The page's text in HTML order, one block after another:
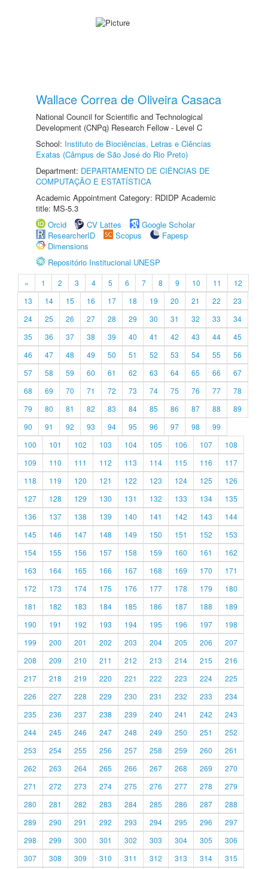
Wallace Correa de Oliveira Casaca
National Council for Scientific and Technological
Development (CNPq) Research Fellow - Level C
School: Instituto de Biociências, Letras e Ciências
Exatas (Câmpus de São José do Rio Preto)
Department: DEPARTAMENTO DE CIÊNCIAS DE
COMPUTAÇÃO E ESTATÍSTICA
Academic Appointment Category: RDIDP Academic
title: MS-5.3
Orcid
CV Lattes
Google Scholar
ResearcherID
Scopus
Fapesp
Dimensions
Repositório Institucional UNESP
« 1 2 3 4 5 6 7 8 9 10 11
12
13
14 15 16 17 18 19 20 21 22
23
24
25 26 27 28 29 30 31 32 33
34
35
36 37 38 39 40 41 42 43 44
45
46
47 48 49 50 51 52 53 54 55
56
57
58 59 60 61 62 63 64 65 66
67
68
69 70 71 72 73 74 75 76 77
78
79
80 81 82 83 84 85 86 87 88
89
90
91 92 93 94 95 96 97 98
99
100
101 102 103 104 105 106 107
108
109
110 111 112 113 114 115 116
117
118
119 120 121 122 123 124 125
126
127
128 129 130 131 132 133 134
135
136
137 138 139 140 141 142 143
144
145
146 147 148 149 150 151 152
153
154
155 156 157 158 159 160 161
162
163
164 165 166 167 168 169 170
171
172
173 174 175 176 177 178 179
180
181
182 183 184 185 186 187 188
189
190
191 192 193 194 195 196 197
198
199
200 201 202 203 204 205 206
207
208
209 210 211 212 213 214 215
216
217
218 219 220 221 222 223 224
225
226
227 228 229 230 231 232 233
234
235
236 237 238 239 240 241 242
243
244
245 246 247 248 249 250 251
252
253
254 255 256 257 258 259 260
261
262
263 264 265 266 267 268 269
270
271
272 273 274 275 276 277 278
279
280
281 282 283 284 285 286 287
288
289
290 291 292 293 294 295 296
297
298
299 300 301 302 303 304 305
306
307
308 309 310 311 312 313 314 315